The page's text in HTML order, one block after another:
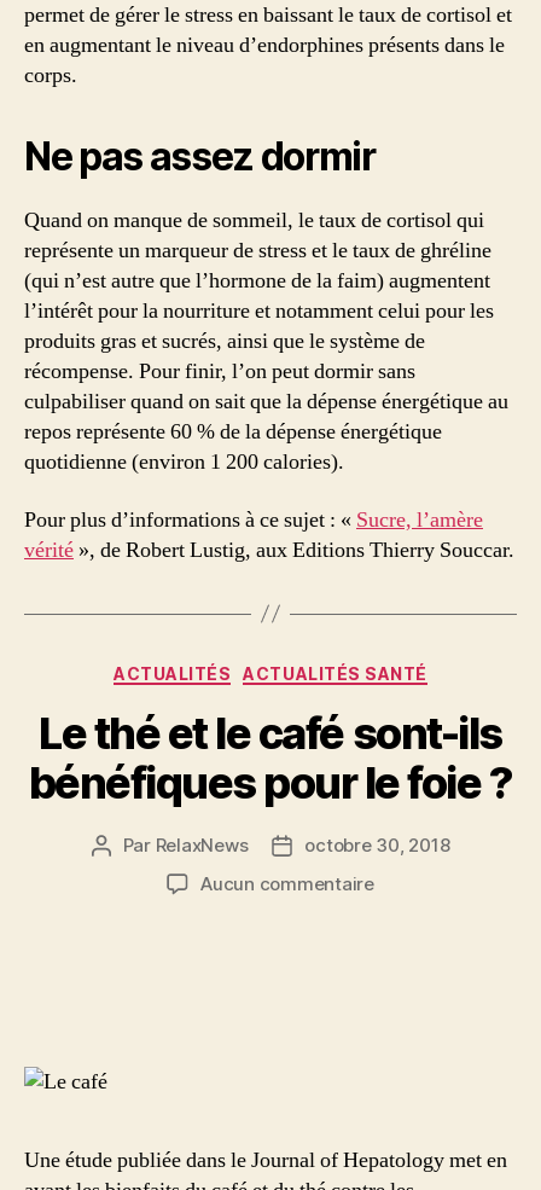
permet de gérer le stress en baissant le taux de cortisol et
en augmentant le niveau d’endorphines présents dans le
corps.
Ne pas assez dormir
Quand on manque de sommeil, le taux de cortisol qui
représente un marqueur de stress et le taux de ghréline
(qui n’est autre que l’hormone de la faim) augmentent
l’intérêt pour la nourriture et notamment celui pour les
produits gras et sucrés, ainsi que le système de
récompense. Pour finir, l’on peut dormir sans
culpabiliser quand on sait que la dépense énergétique au
repos représente 60 % de la dépense énergétique
quotidienne (environ 1 200 calories).
Pour plus d’informations à ce sujet : « Sucre, l’amère
vérité », de Robert Lustig, aux Editions Thierry Souccar.
Catégories
ACTUALITÉS ACTUALITÉS SANTÉ
Le thé et le café sont-ils
bénéfiques pour le foie ?
Auteur
Par RelaxNews
Dateoctobre 30, 2018
Aucun commentairesur
foie
Une étude publiée dans le Journal of Hepatology met en